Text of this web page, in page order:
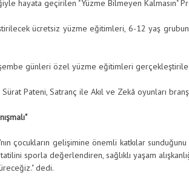
hayata geçirilen "Yüzme Bilmeyen Kalmasın"
ücretsiz yüzme eğitimleri, 6-12 yaş
günleri özel yüzme eğitimleri
Pateni, Satranç ile Akıl ve Zekâ oyunları
çocukların gelişimine önemli katkılar
sporla değerlendiren, sağlıklı yaşam
dedi.